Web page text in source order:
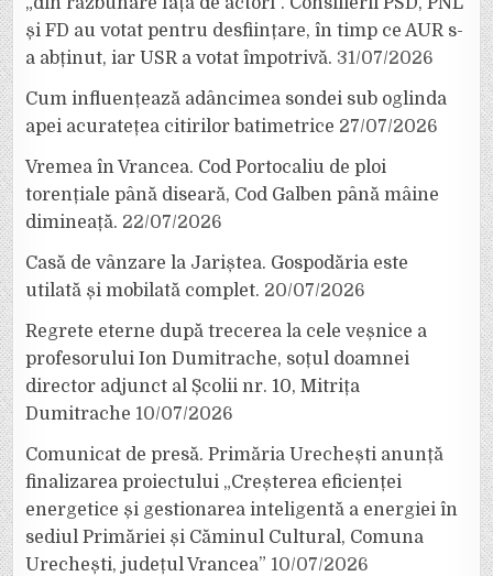
și FD au votat pentru desființare, în timp ce AUR s-
a abținut, iar USR a votat împotrivă. 31/07/2026
Cum influențează adâncimea sondei sub oglinda
apei acuratețea citirilor batimetrice 27/07/2026
Vremea în Vrancea. Cod Portocaliu de ploi
torențiale până diseară, Cod Galben până mâine
dimineață. 22/07/2026
Casă de vânzare la Jariștea. Gospodăria este
utilată și mobilată complet. 20/07/2026
Regrete eterne după trecerea la cele veșnice a
profesorului Ion Dumitrache, soțul doamnei
director adjunct al Școlii nr. 10, Mitrița
Dumitrache 10/07/2026
Comunicat de presă. Primăria Urechești anunță
finalizarea proiectului „Creșterea eficienței
energetice și gestionarea inteligentă a energiei în
sediul Primăriei și Căminul Cultural, Comuna
Urechești, județul Vrancea” 10/07/2026